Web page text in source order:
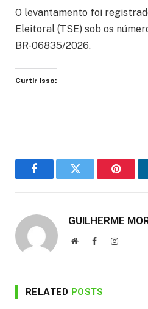
O levantamento foi
Eleitoral (TSE) sob os
BR-06835/2026.
Curtir isso:
FacebookTwitter
GUILHERME
WebsiteFacebookInstagram
RELATED POSTS